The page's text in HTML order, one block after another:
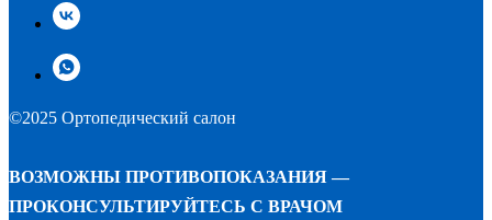
©2025 Ортопедический салон
ВОЗМОЖНЫ ПРОТИВОПОКАЗАНИЯ —
ПРОКОНСУЛЬТИРУЙТЕСЬ С ВРАЧОМ